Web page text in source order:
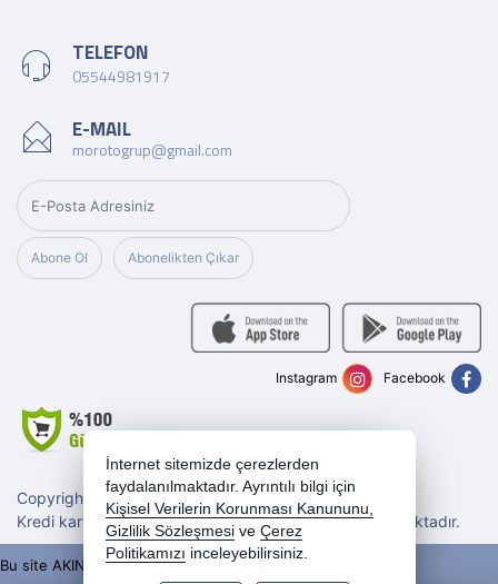
TELEFON
05544981917
E-MAIL
morotogrup@gmail.com
Abone Ol Abonelikten Çıkar
Copyright 2026 morotogrup.com - Tüm hakları saklıdır.
Kredi kartı bilgileriniz 256bit SSL sertifikası ile korunmaktadır.
Facebook
Instagram
Bu site AKINSOFT E-Ticaret ile hazırlanmıştır.
İnternet sitemizde çerezlerden
faydalanılmaktadır. Ayrıntılı bilgi için
Kişisel Verilerin Korunması Kanununu,
Gizlilik Sözleşmesi ve Çerez
Politikamızı inceleyebilirsiniz.